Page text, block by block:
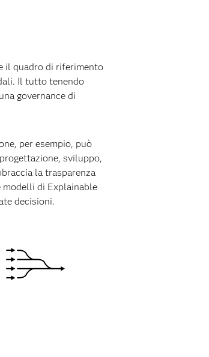
il quadro di riferimento
Il tutto tenendo
governance di
per esempio, può
sviluppo,
la trasparenza
modelli di Explainable
decisioni.